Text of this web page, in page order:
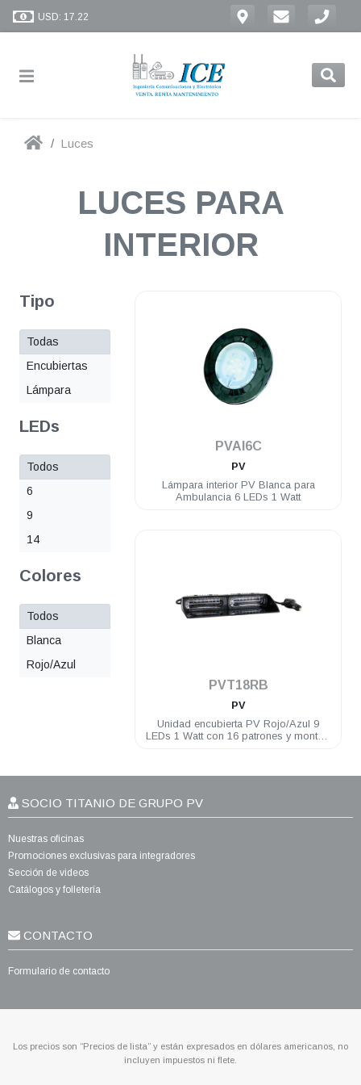
USD: 17.22
Luces
LUCES PARA
INTERIOR
Tipo
Todas
Encubiertas
Lámpara
LEDs
Todos
6
9
14
Colores
Todos
Blanca
Rojo/Azul
PVAI6C
PV
Lámpara interior PV Blanca para
Ambulancia 6 LEDs 1 Watt
PVT18RB
PV
Unidad encubierta PV Rojo/Azul 9
LEDs 1 Watt con 16 patrones y montaje
SOCIO TITANIO DE GRUPO PV
Nuestras oficinas
Promociones exclusivas para integradores
Sección de videos
Catálogos y folletería
CONTACTO
Formulario de contacto
Los precios son “Precios de lista” y están expresados en dólares americanos, no
incluyen impuestos ni flete.